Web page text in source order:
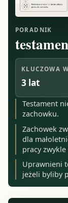
PORADNIK
KLUCZOWA
3 lat
Testament
zachowku.
Zachowek
dla
pracy zwykle
Uprawnieni
jeżeli byliby